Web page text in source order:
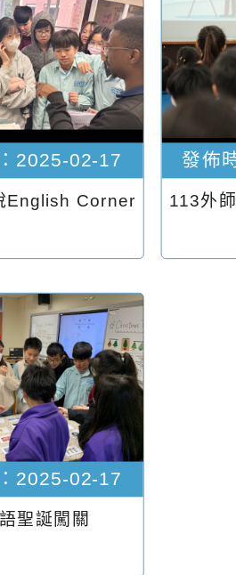
2025-02-17
English Corner
發佈
113外
2025-02-17
聖誕闖關